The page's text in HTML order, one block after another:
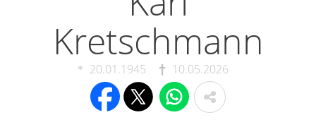
Kretschmann
20.01.1945 10.05.2026